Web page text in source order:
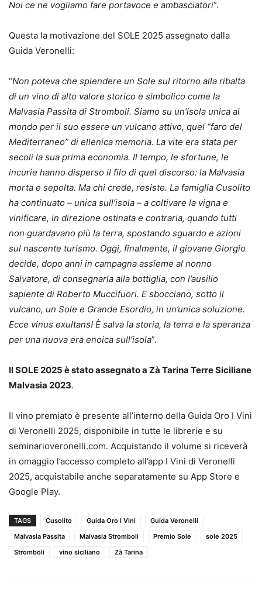
Noi ce ne vogliamo fare portavoce e ambasciatori”.
Questa la motivazione del SOLE 2025 assegnato dalla
Guida Veronelli:
“Non poteva che splendere un Sole sul ritorno alla ribalta
di un vino di alto valore storico e simbolico come la
Malvasia Passita di Stromboli. Siamo su un’isola unica al
mondo per il suo essere un vulcano attivo, quel “faro del
Mediterraneo” di ellenica memoria. La vite era stata per
secoli la sua prima economia. Il tempo, le sfortune, le
incurie hanno disperso il filo di quel discorso: la Malvasia
morta e sepolta. Ma chi crede, resiste. La famiglia Cusolito
ha continuato – unica sull’isola – a coltivare la vigna e
vinificare, in direzione ostinata e contraria, quando tutti
non guardavano più la terra, spostando sguardo e azioni
sul nascente turismo. Oggi, finalmente, il giovane Giorgio
decide, dopo anni in campagna assieme al nonno
Salvatore, di consegnarla alla bottiglia, con l’ausilio
sapiente di Roberto Muccifuori. E sbocciano, sotto il
vulcano, un Sole e Grande Esordio, in un’unica soluzione.
Ecce vinus exultans! È salva la storia, la terra e la speranza
per una nuova era enoica sull’isola”.
Il SOLE 2025 è stato assegnato a Zà Tarina Terre Siciliane
Malvasia 2023.
Il vino premiato è presente all’interno della Guida Oro I Vini
di Veronelli 2025, disponibile in tutte le librerie e su
seminarioveronelli.com. Acquistando il volume si riceverà
in omaggio l’accesso completo all’app I Vini di Veronelli
2025, acquistabile anche separatamente su App Store e
Google Play.
TAGS Cusolito Guida Oro I Vini
Guida Veronelli
Malvasia Passita
Malvasia Stromboli Premio Sole
sole 2025
Stromboli
vino siciliano Zà Tarina